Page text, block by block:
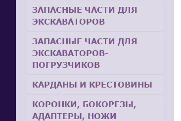
ЗАПАСНЫЕ ЧАСТИ ДЛЯ
ЭКСКАВАТОРОВ
ЗАПАСНЫЕ ЧАСТИ ДЛЯ
ЭКСКАВАТОРОВ-
ПОГРУЗЧИКОВ
КАРДАНЫ И КРЕСТОВИНЫ
КОРОНКИ, БОКОРЕЗЫ,
АДАПТЕРЫ, НОЖИ